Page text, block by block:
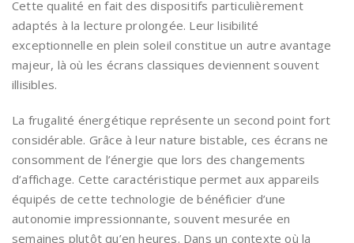
Cette qualité en fait des dispositifs particulièrement
adaptés à la lecture prolongée. Leur lisibilité
exceptionnelle en plein soleil constitue un autre avantage
majeur, là où les écrans classiques deviennent souvent
illisibles.
La frugalité énergétique représente un second point fort
considérable. Grâce à leur nature bistable, ces écrans ne
consomment de l’énergie que lors des changements
d’affichage. Cette caractéristique permet aux appareils
équipés de cette technologie de bénéficier d’une
autonomie impressionnante, souvent mesurée en
semaines plutôt qu’en heures. Dans un contexte où la